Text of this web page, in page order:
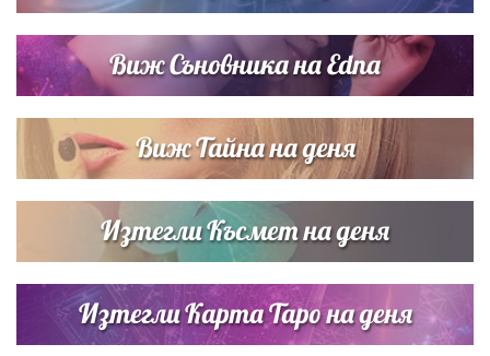
Виж Съновника на Edna
Виж Тайна на деня
Изтегли Късмет на деня
Изтегли Карта Таро на деня